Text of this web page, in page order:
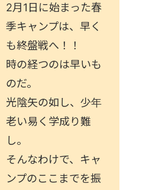
2月1日に始まった春
季キャンプは、早く
も終盤戦へ！！
時の経つのは早いも
のだ。
光陰矢の如し、少年
老い易く学成り難
し。
そんなわけで、キャ
ンプのここまでを振